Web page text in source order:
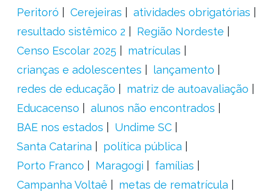
Peritoró
Cerejeiras
atividades obrigatórias
resultado sistêmico 2
Região Nordeste
Censo Escolar 2025
matrículas
crianças e adolescentes
lançamento
redes de educação
matriz de autoavaliação
Educacenso
alunos não encontrados
BAE nos estados
Undime SC
Santa Catarina
política pública
Porto Franco
Maragogi
famílias
Campanha Voltaê
metas de rematrícula